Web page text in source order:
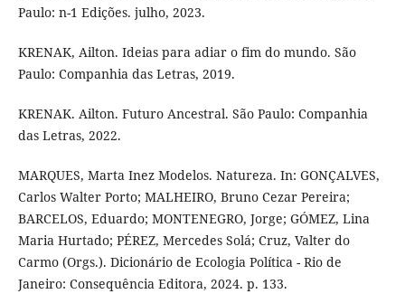
Paulo: n-1 Edições. julho, 2023.
KRENAK, Ailton. Ideias para adiar o fim do mundo. São
Paulo: Companhia das Letras, 2019.
KRENAK. Ailton. Futuro Ancestral. São Paulo: Companhia
das Letras, 2022.
MARQUES, Marta Inez Modelos. Natureza. In: GONÇALVES,
Carlos Walter Porto; MALHEIRO, Bruno Cezar Pereira;
BARCELOS, Eduardo; MONTENEGRO, Jorge; GÓMEZ, Lina
Maria Hurtado; PÉREZ, Mercedes Solá; Cruz, Valter do
Carmo (Orgs.). Dicionário de Ecologia Política - Rio de
Janeiro: Consequência Editora, 2024. p. 133.